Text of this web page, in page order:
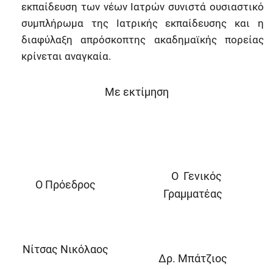
εκπαίδευση των νέων Ιατρών συνιστά ουσιαστικό
συμπλήρωμα της Ιατρικής εκπαίδευσης και η
διαφύλαξη απρόσκοπτης ακαδημαϊκής πορείας
κρίνεται αναγκαία.
Με εκτίμηση
Ο Πρόεδρος
Νίτσας Νικόλαος
Ο Γενικός
Γραμματέας
Δρ. Μπάτζιος